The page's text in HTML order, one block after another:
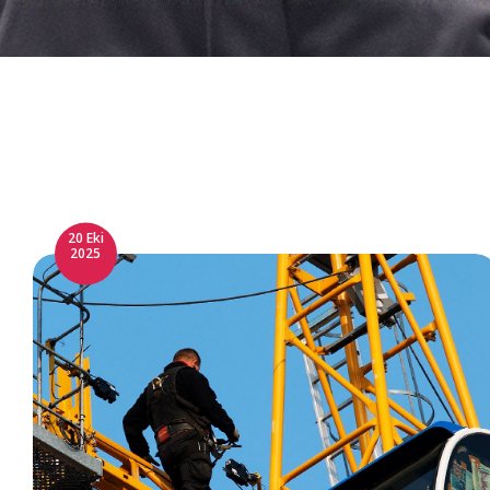
20 Eki
2025